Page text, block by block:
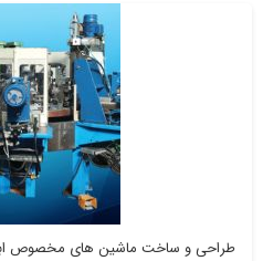
طراحی و ساخت ماشین های مخصوص